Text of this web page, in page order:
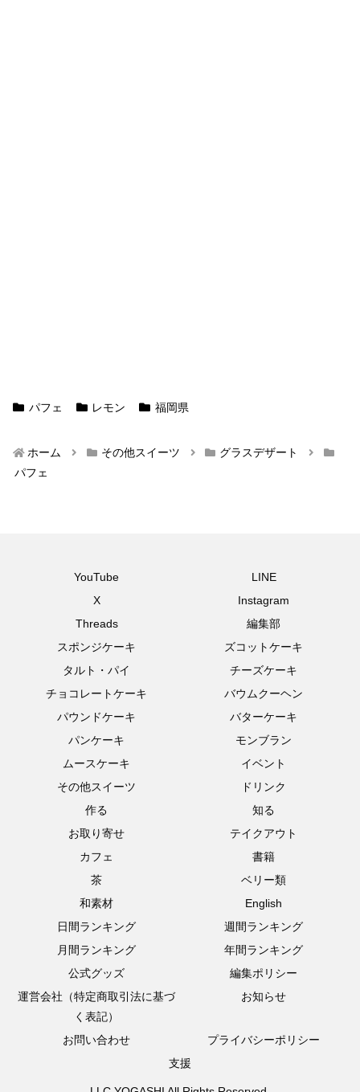
パフェ レモン 福岡県
ホーム その他スイーツ
グラスデザート
パフェ
YouTube
LINE
X
Instagram
Threads
編集部
スポンジケーキ
ズコットケーキ
タルト・パイ
チーズケーキ
チョコレートケーキ
バウムクーヘン
パウンドケーキ
バターケーキ
パンケーキ
モンブラン
ムースケーキ
イベント
その他スイーツ
ドリンク
作る
知る
お取り寄せ
テイクアウト
カフェ
書籍
茶
ベリー類
和素材
English
日間ランキング
週間ランキング
月間ランキング
年間ランキング
公式グッズ
編集ポリシー
運営会社（特定商取引法に基づ
く表記）
お知らせ
お問い合わせ
プライバシーポリシー
支援